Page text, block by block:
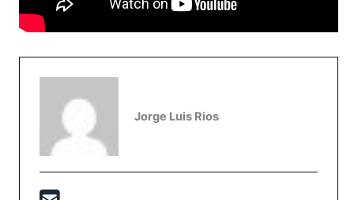
Jorge Luis Rios